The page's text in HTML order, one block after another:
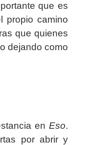
que es
propio camino
que quienes
dejando como
enEso.
por abrir y